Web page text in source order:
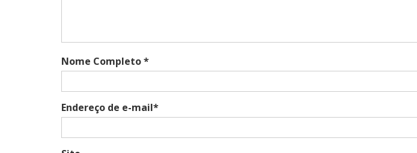
Nome Completo *
Endereço de e-mail*